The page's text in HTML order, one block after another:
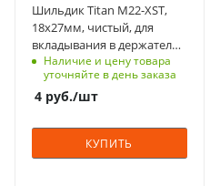
Единицы измерения
шт
Шильдик Titan M22-XST,
18х27мм, чистый, для
вкладывания в держатели
этикеток
Наличие и цену товара
уточняйте в день заказа
4 руб./шт
КУПИТЬ